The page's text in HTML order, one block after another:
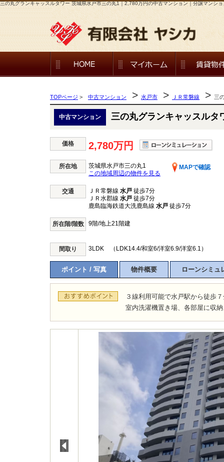
三の丸グランキャッスルタワー 茨城県水戸市三の丸1｜2,780万円の中古マンション｜分譲マンシ
TOPページ > 中古マンション > 水戸市 > ＪＲ常磐線 > 三
中古マンション 三の丸グランキャッスルタ
価格 2,780万円
所在地 茨城県水戸市三の丸1
MAPで確認
この地域周辺の物件を見る
交通 ＪＲ常磐線 水戸 徒歩7分
ＪＲ水郡線 水戸 徒歩7分
鹿島臨海鉄道大洗鹿島線 水戸 徒歩7分
所在階/階数 9階/地上21階建
間取り 3LDK （LDK14.4/和室6/洋室6.9/洋室6.1）
ポイント / 写真 物件概要 ローンシミュ
３線利用可能で水戸駅から徒歩
室内洗濯機置き場、各部屋に収